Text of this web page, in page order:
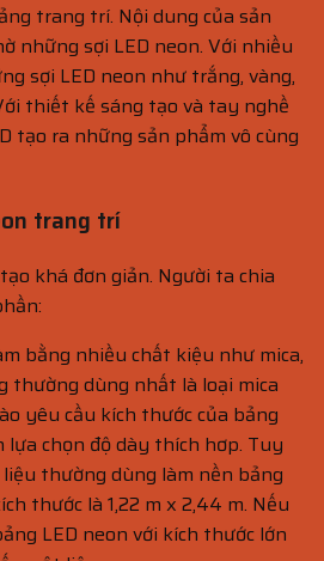
trang trí. Nội dung của sản
những sợi LED neon. Với nhiều
sợi LED neon như trắng, vàng,
thiết kế sáng tạo và tay nghề
tạo ra những sản phẩm vô cùng
trang trí
khá đơn giản. Người ta chia
bằng nhiều chất kiệu như mica,
thường dùng nhất là loại mica
yêu cầu kích thước của bảng
lựa chọn độ dày thích hơp. Tuy
thường dùng làm nền bảng
thước là 1,22 m x 2,44 m. Nếu
LED neon với kích thước lớn